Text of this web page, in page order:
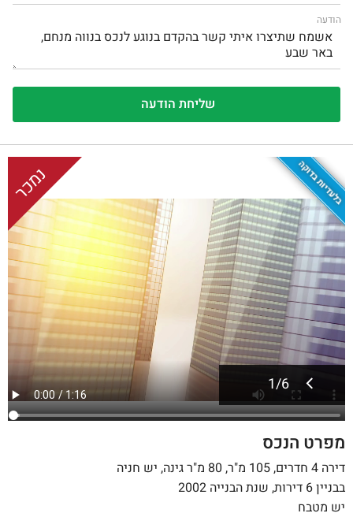
הודעה
בלעדיות בדוקה נמכר
1/6
מפרט הנכס
דירה 4 חדרים, 105 מ"ר, 80 מ"ר גינה, יש חניה
בבניין 6 דירות, שנת הבנייה 2002
יש מטבח